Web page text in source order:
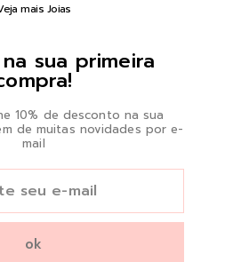
mais Joias
na sua primeira
10% de desconto na sua
de muitas novidades por e-
mail